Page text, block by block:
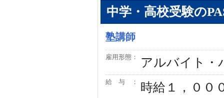
中学・高校受験の
塾講師
雇用形態： アルバイト・
給 与 ： 時給１，００